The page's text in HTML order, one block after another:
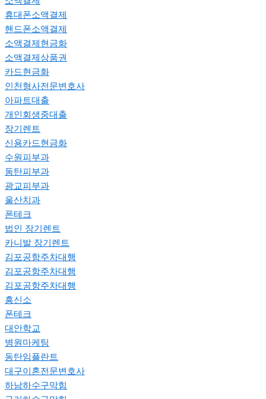
휴대폰소액결제
핸드폰소액결제
소액결제현금화
소액결제상품권
카드현금화
인천형사전문변호사
아파트대출
개인회생중대출
장기렌트
신용카드현금화
수원피부과
동탄피부과
광교피부과
울산치과
폰테크
법인 장기렌트
카니발 장기렌트
김포공항주차대행
김포공항주차대행
김포공항주차대행
흥신소
폰테크
대안학교
병원마케팅
동탄임플란트
대구이혼전문변호사
하남하수구막힘